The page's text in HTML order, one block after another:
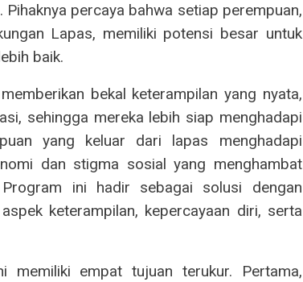
percaya bahwa setiap perempuan,
Lapas, memiliki potensi besar untuk
baik.
bekal keterampilan yang nyata,
sehingga mereka lebih siap menghadapi
yang keluar dari lapas menghadapi
dan stigma sosial yang menghambat
ini hadir sebagai solusi dengan
keterampilan, kepercayaan diri, serta
memiliki empat tujuan terukur. Pertama,